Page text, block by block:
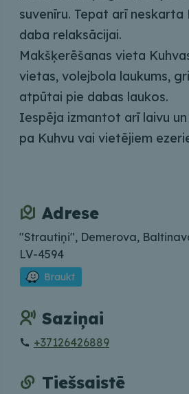
suvenīru. Tepat arī
daba relaksācijai.
Makšķerēšanas vieta
vietas, volejbola laukums,
atpūtai pie dabas laukos.
Iespēja izmantot arī laivu
pa Kuhvu vai vietējiem
Adrese
"Strautiņi", Demerova,
LV-4594
Braukt
Saziņai
+37126426889
Tiešsaistē